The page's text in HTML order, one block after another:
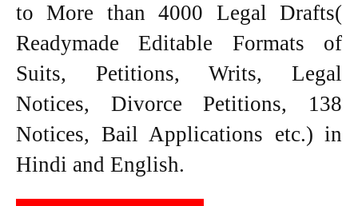
to More than 4000 Legal Drafts(
Readymade Editable Formats of
Suits, Petitions, Writs, Legal
Notices, Divorce Petitions, 138
Notices, Bail Applications etc.) in
Hindi and English.